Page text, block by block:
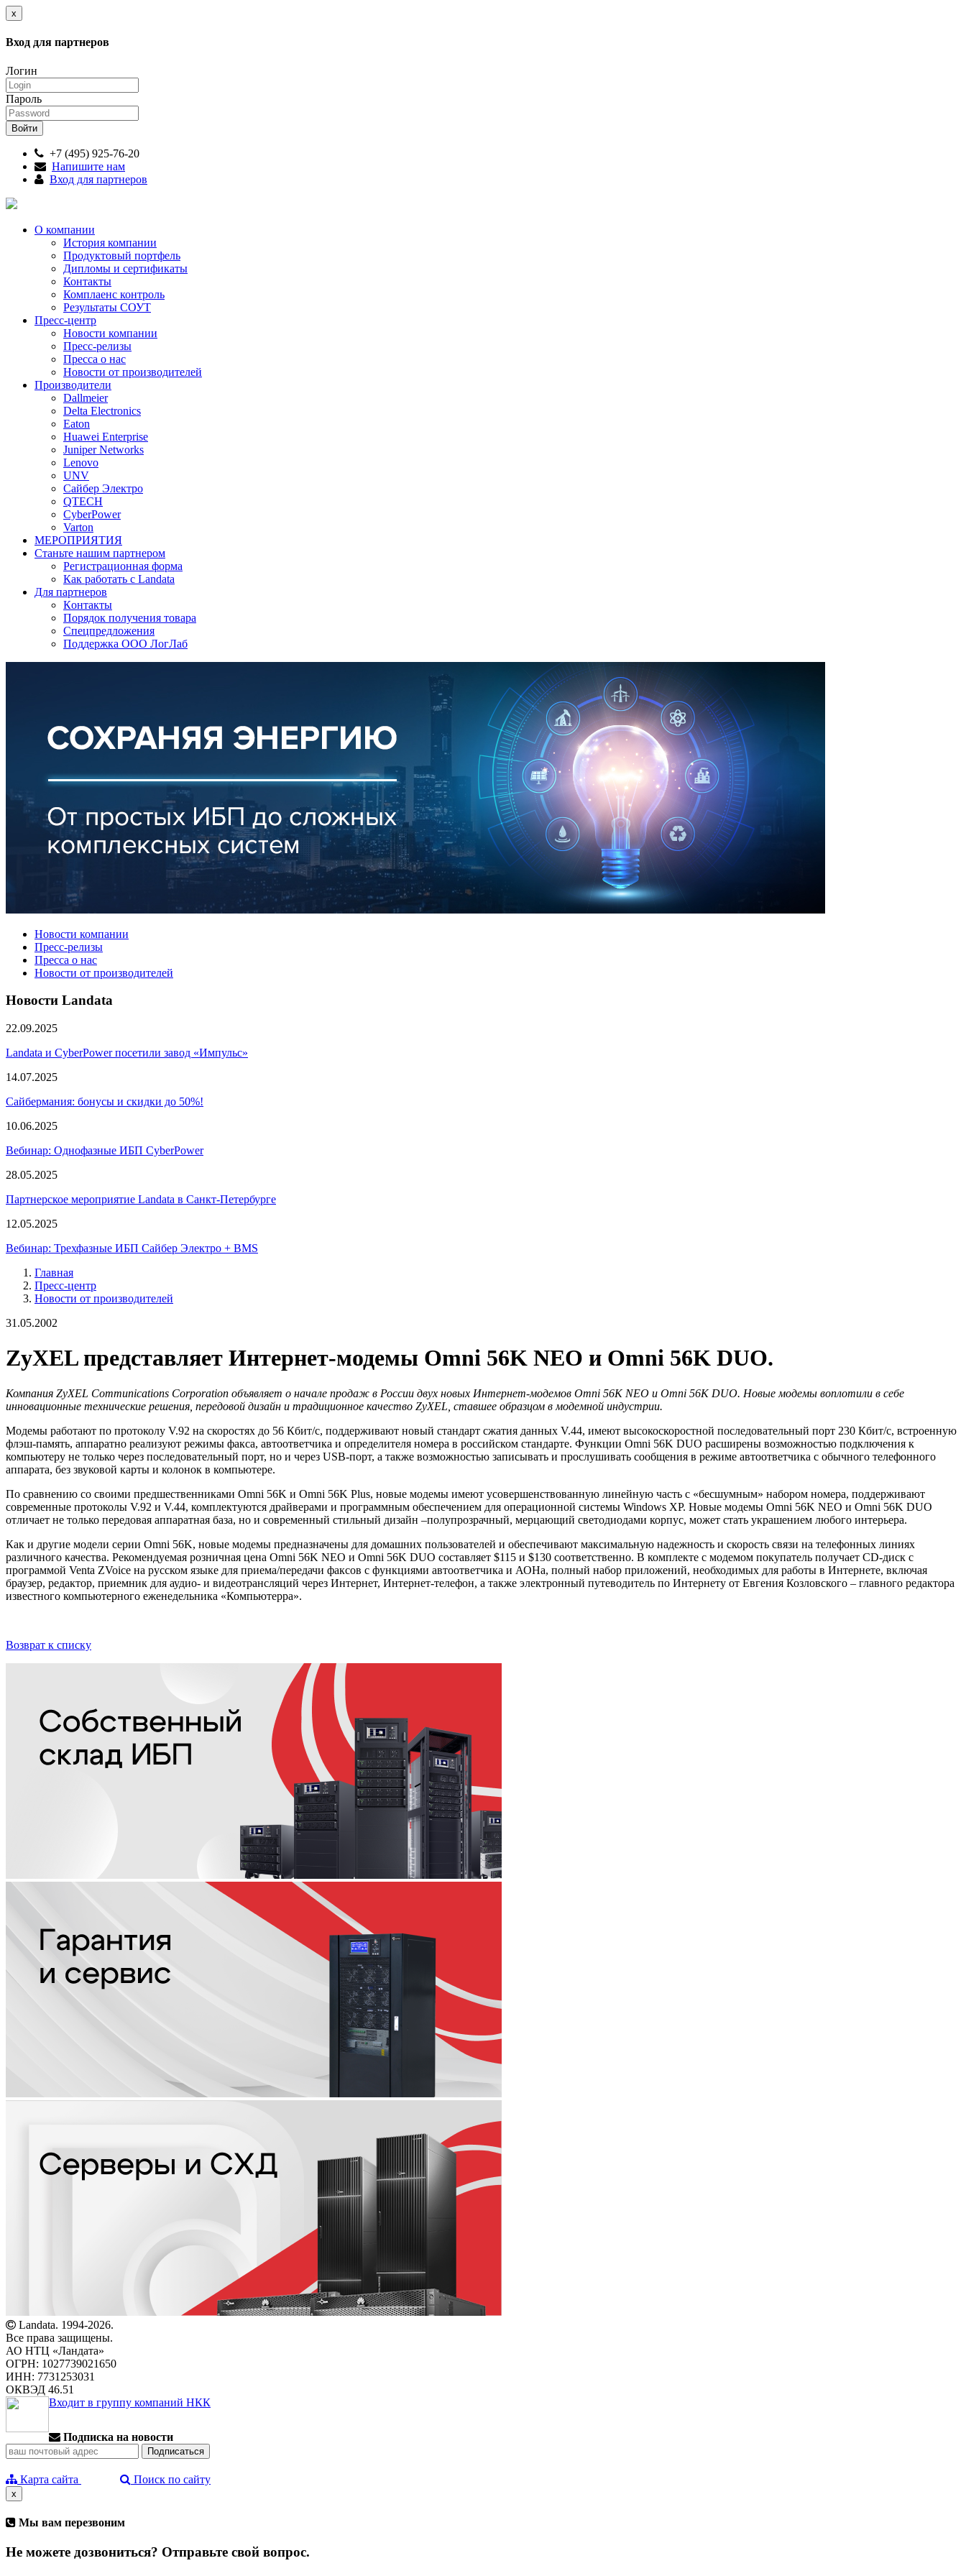
x
Вход для партнеров
Логин
Пароль
+7 (495) 925-76-20
Напишите нам
Вход для партнеров
О компании
История компании
Продуктовый портфель
Дипломы и сертификаты
Контакты
Комплаенс контроль
Результаты СОУТ
Пресс-центр
Новости компании
Пресс-релизы
Пресса о нас
Новости от производителей
Производители
Dallmeier
Delta Electronics
Eaton
Huawei Enterprise
Juniper Networks
Lenovo
UNV
Сайбер Электро
QTECH
CyberPower
Varton
МЕРОПРИЯТИЯ
Станьте нашим партнером
Регистрационная форма
Как работать с Landata
Для партнеров
Кoнтaкты
Порядок получения товара
Спецпредложения
Поддержка ООО ЛогЛаб
Новости компании
Пресс-релизы
Пресса о нас
Новости от производителей
Новости Landata
22.09.2025
Landata и CyberPower посетили завод «Импульс»
14.07.2025
Сайбермания: бонусы и скидки до 50%!
10.06.2025
Вебинар: Однофазные ИБП CyberPower
28.05.2025
Партнерское мероприятие Landata в Санкт-Петербурге
12.05.2025
Вебинар: Трехфазные ИБП Сайбер Электро + BMS
Главная
Пресс-центр
Новости от производителей
31.05.2002
ZyXEL представляет Интернет-модемы Omni 56K NEO и Omni 56K DUO.
Компания ZyXEL Communications Corporation объявляет о начале продаж в России двух новых Интернет-модемов Omni 56K NEO и Omni 56K DUO. Новые модемы воплотили в себе
инновационные технические решения, передовой дизайн и традиционное качество ZyXEL, ставшее образцом в модемной индустрии.
Модемы работают по протоколу V.92 на скоростях до 56 Кбит/с, поддерживают новый стандарт сжатия данных V.44, имеют высокоскоростной последовательный порт 230 Кбит/с, встроенную
флэш-память, аппаратно реализуют режимы факса, автоответчика и определителя номера в российском стандарте. Функции Omni 56K DUO расширены возможностью подключения к
компьютеру не только через последовательный порт, но и через USB-порт, а также возможностью записывать и прослушивать сообщения в режиме автоответчика с обычного телефонного
аппарата, без звуковой карты и колонок в компьютере.
По сравнению со своими предшественниками Omni 56K и Omni 56K Plus, новые модемы имеют усовершенствованную линейную часть с «бесшумным» набором номера, поддерживают
современные протоколы V.92 и V.44, комплектуются драйверами и программным обеспечением для операционной системы Windows XP. Новые модемы Omni 56K NEO и Omni 56K DUO
отличает не только передовая аппаратная база, но и современный стильный дизайн –полупрозрачный, мерцающий светодиодами корпус, может стать украшением любого интерьера.
Как и другие модели серии Omni 56K, новые модемы предназначены для домашних пользователей и обеспечивают максимальную надежность и скорость связи на телефонных линиях
различного качества. Рекомендуемая розничная цена Omni 56K NEO и Omni 56K DUO составляет $115 и $130 соответственно. В комплекте с модемом покупатель получает CD-диск с
программой Venta ZVoice на русском языке для приема/передачи факсов с функциями автоответчика и АОНа, полный набор приложений, необходимых для работы в Интернете, включая
браузер, редактор, приемник для аудио- и видеотрансляций через Интернет, Интернет-телефон, а также электронный путеводитель по Интернету от Евгения Козловского – главного редактора
известного компьютерного еженедельника «Компьютерра».
Возврат к списку
Landata. 1994-2026.
Все права защищены.
АО НТЦ «Ландата»
ОГРН: 1027739021650
ИНН: 7731253031
ОКВЭД 46.51
Входит в группу компаний НКК
Подписка на новости
Карта сайта Поиск по сайту
x
Мы вам перезвоним
Не можете дозвониться? Отправьте свой вопрос.